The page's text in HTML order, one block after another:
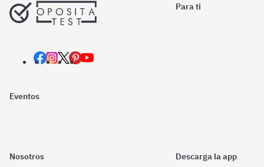
Para ti
Eventos
Nosotros Descarga la app